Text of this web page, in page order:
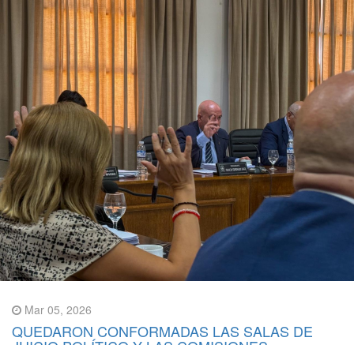
Mar 05, 2026
QUEDARON CONFORMADAS LAS SALAS DE